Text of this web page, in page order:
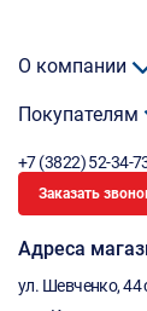
О компании
Покупателям
+7 (3822) 52-34-
Заказать
Адреса
ул. Шевченко, 44